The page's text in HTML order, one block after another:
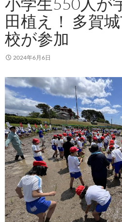
田植え！ 多賀
校が参加
2024年6月6日